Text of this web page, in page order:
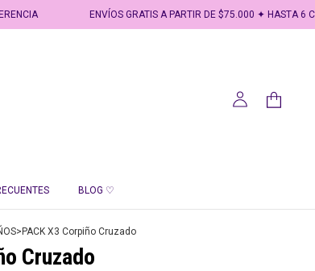
ENVÍOS GRATIS A PARTIR DE $75.000 ✦ HASTA 6 CUOTAS SIN
BLOG ♡
> PACK X3 Corpiño Cruzado
Cruzado